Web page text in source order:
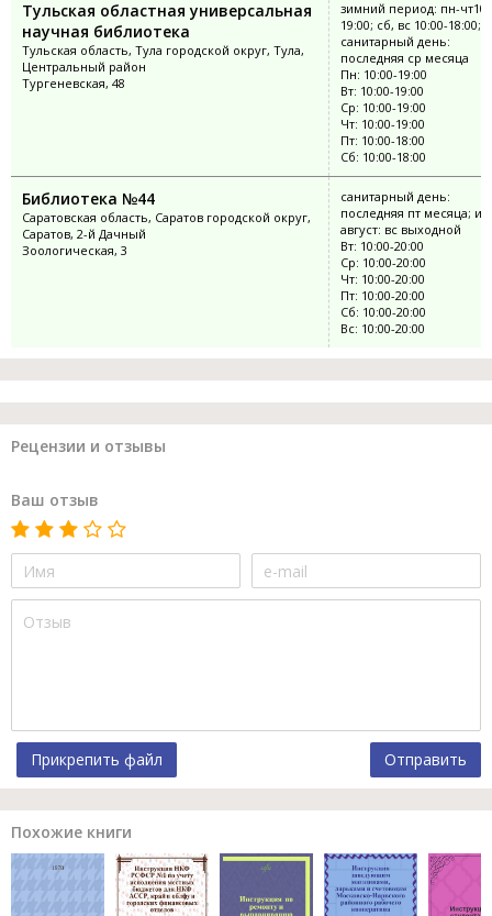
Тульская областная универсальная
научная библиотека
Тульская область, Тула городской округ, Тула,
Центральный район
Тургеневская, 48
зимний период: пн-
19:00; сб, вс 10:00-18:00;
санитарный день:
последняя ср месяца
Пн: 10:00-19:00
Вт: 10:00-19:00
Ср: 10:00-19:00
Чт: 10:00-19:00
Пт: 10:00-18:00
Сб: 10:00-18:00
Библиотека №44
Саратовская область, Саратов городской округ,
Саратов, 2-й Дачный
Зоологическая, 3
санитарный день:
последняя пт месяца;
август: вс выходной
Вт: 10:00-20:00
Ср: 10:00-20:00
Чт: 10:00-20:00
Пт: 10:00-20:00
Сб: 10:00-20:00
Вс: 10:00-20:00
Рецензии и отзывы
Ваш отзыв
Прикрепить файл Отправить
Похожие книги